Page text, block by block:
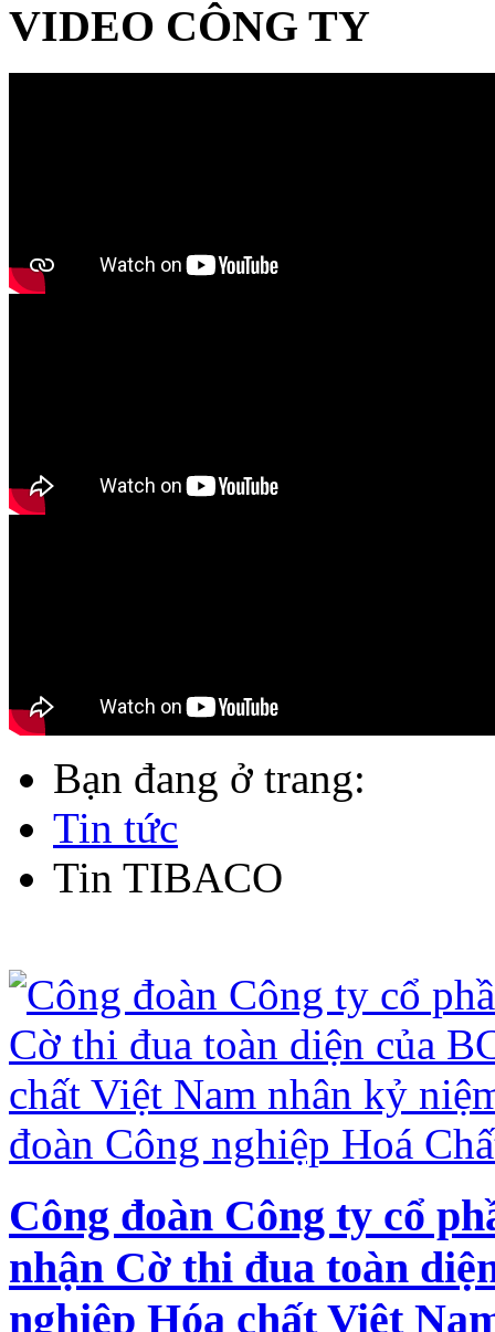
VIDEO CÔNG TY
Bạn đang ở trang:
Tin tức
Tin TIBACO
Công đoàn Công ty cổ
nhận Cờ thi đua toàn
nghiệp Hóa chất Việt